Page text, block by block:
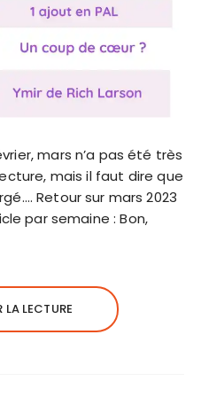
mars n’a pas été très
mais il faut dire que
Retour sur mars 2023
par semaine : Bon,
LECTURE